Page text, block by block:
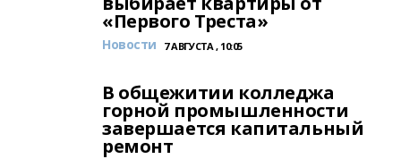
«Первого Треста»
Новости 7 АВГУСТА , 10:05
В общежитии колледжа
горной промышленности
завершается капитальный
ремонт